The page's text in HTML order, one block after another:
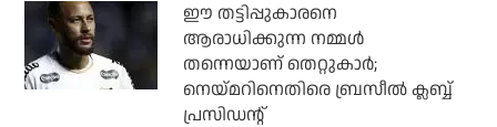
ഈ തട്ടിപ്പുകാരനെ
ആരാധിക്കുന്ന നമ്മള്‍
തന്നെയാണ് തെറ്റുകാര്‍;
നെയ്മറിനെതിരെ ബ്രസീല്‍ ക്ലബ്ബ്
പ്രസിഡന്റ്